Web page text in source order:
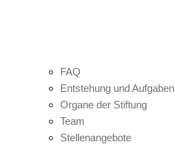
FAQ
Entstehung und Aufgaben
Organe der Stiftung
Team
Stellenangebote